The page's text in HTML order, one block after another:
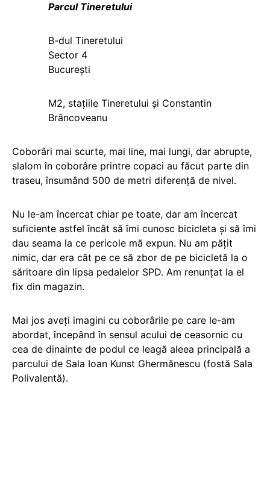
Parcul Tineretului
B-dul Tineretului
Sector 4
București
M2, stațiile Tineretului și Constantin
Brâncoveanu
Coborâri mai scurte, mai line, mai lungi, dar abrupte,
slalom în coborâre printre copaci au făcut parte din
traseu, însumând 500 de metri diferenţă de nivel.
Nu le-am încercat chiar pe toate, dar am încercat
suficiente astfel încât să îmi cunosc bicicleta şi să îmi
dau seama la ce pericole mă expun. Nu am păţit
nimic, dar era cât pe ce să zbor de pe bicicletă la o
săritoare din lipsa pedalelor SPD. Am renunțat la el
fix din magazin.
Mai jos aveţi imagini cu coborârile pe care le-am
abordat, începând în sensul acului de ceasornic cu
cea de dinainte de podul ce leagă aleea principală a
parcului de Sala Ioan Kunst Ghermănescu (fostă Sala
Polivalentă).